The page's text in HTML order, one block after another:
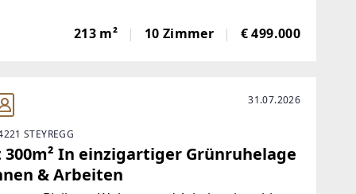
als gemischtes Baugebiet sowie die
Aufteilung ermöglichen sowohl Wohnen
213 m² 10 Zimmer € 499.000
31.07.2026
STEYREGG
300m² In einzigartiger Grünruhelage
& Arbeiten